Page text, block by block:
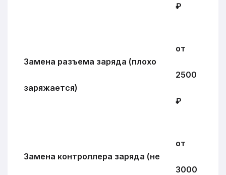
₽
Замена разъема заряда (плохо
заряжается)
от
2500
₽
Замена контроллера заряда (не
от
3000